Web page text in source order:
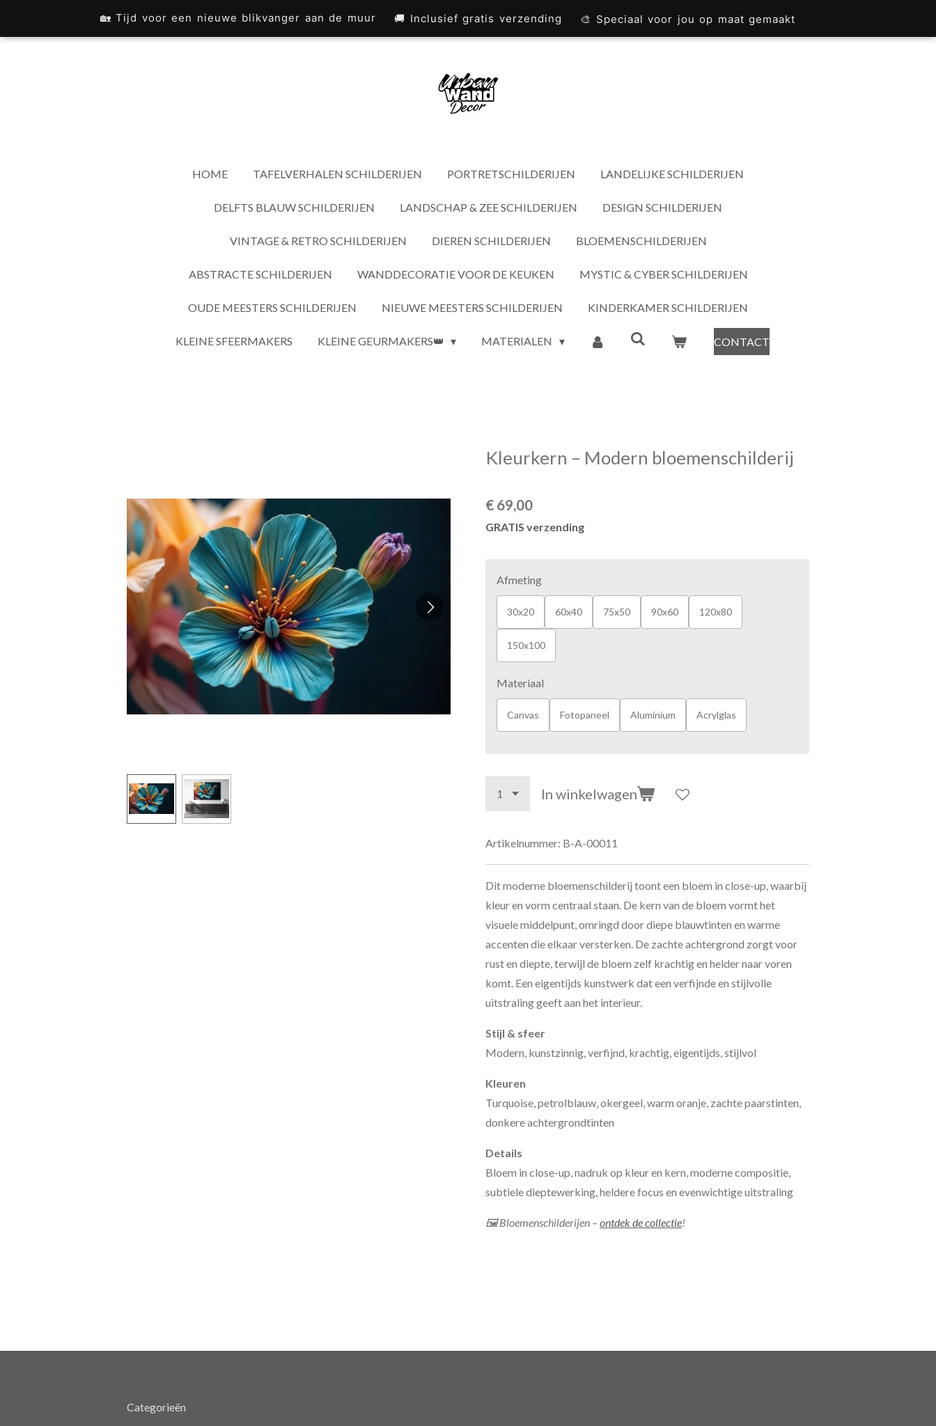
🏡 Tijd voor een nieuwe blikvanger aan de muur 🚚 Inclusief gratis verzending 🎨 Speciaal voor jou op maat gemaakt
direct
HOME TAFELVERHALEN SCHILDERIJEN PORTRETSCHILDERIJEN LANDELIJKE SCHILDERIJEN
DELFTS BLAUW SCHILDERIJEN LANDSCHAP & ZEE SCHILDERIJEN DESIGN SCHILDERIJEN
VINTAGE & RETRO SCHILDERIJEN DIEREN SCHILDERIJEN BLOEMENSCHILDERIJEN
ABSTRACTE SCHILDERIJEN WANDDECORATIE VOOR DE KEUKEN MYSTIC & CYBER SCHILDERIJEN
OUDE MEESTERS SCHILDERIJEN NIEUWE MEESTERS SCHILDERIJEN KINDERKAMER SCHILDERIJEN
KLEINE SFEERMAKERS KLEINE GEURMAKERS👑 MATERIALEN CONTACT
Kleurkern – Modern bloemenschilderij
€ 69,00
GRATIS verzending
Afmeting
30x20 60x40 75x50 90x60 120x80
150x100
Materiaal
Canvas Fotopaneel Aluminium Acrylglas
In winkelwagen
Artikelnummer: B-A-00011
Dit moderne bloemenschilderij toont een bloem in close-up, waarbij
kleur en vorm centraal staan. De kern van de bloem vormt het
visuele middelpunt, omringd door diepe blauwtinten en warme
accenten die elkaar versterken. De zachte achtergrond zorgt voor
rust en diepte, terwijl de bloem zelf krachtig en helder naar voren
komt. Een eigentijds kunstwerk dat een verfijnde en stijlvolle
uitstraling geeft aan het interieur.
Stijl & sfeer
Modern, kunstzinnig, verfijnd, krachtig, eigentijds, stijlvol
Kleuren
Turquoise, petrolblauw, okergeel, warm oranje, zachte paarstinten,
donkere achtergrondtinten
Details
Bloem in close-up, nadruk op kleur en kern, moderne compositie,
subtiele dieptewerking, heldere focus en evenwichtige uitstraling
🖼 Bloemenschilderijen – ontdek de collectie!
Categorieën